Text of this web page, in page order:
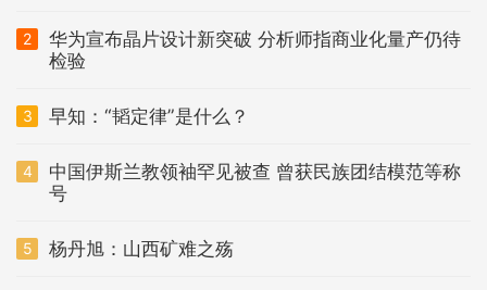
2
华为宣布晶片设计新突破 分析师指商业化量产仍待
检验
3 早知：“韬定律”是什么？
4
中国伊斯兰教领袖罕见被查 曾获民族团结模范等称
号
5 杨丹旭：山西矿难之殇